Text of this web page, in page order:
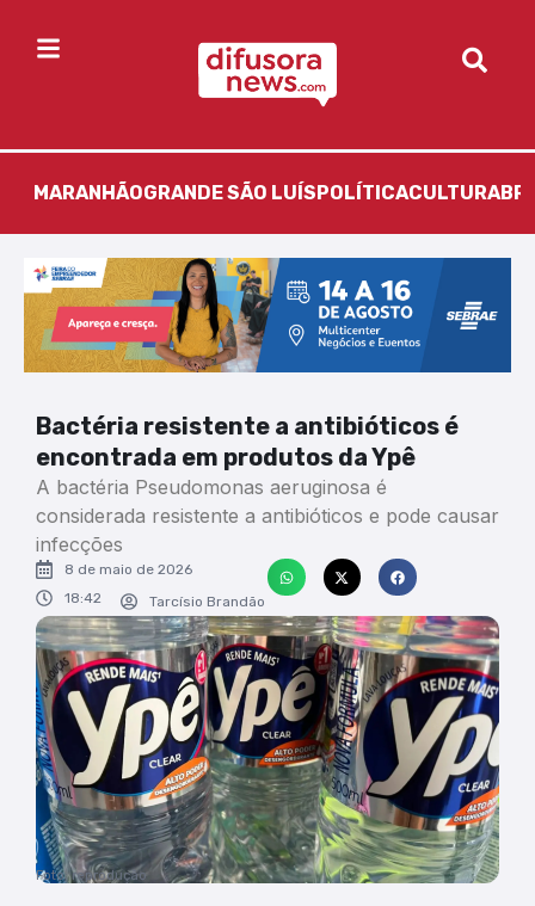
MARANHÃOGRANDE SÃO LUÍS POLÍTICACULTURA
Bactéria resistente a antibióticos é
encontrada em produtos da Ypê
A bactéria Pseudomonas aeruginosa é
considerada resistente a antibióticos e pode causar
infecções
8 de maio de 2026
18:42
Tarcísio Brandão
Foto: reprodução